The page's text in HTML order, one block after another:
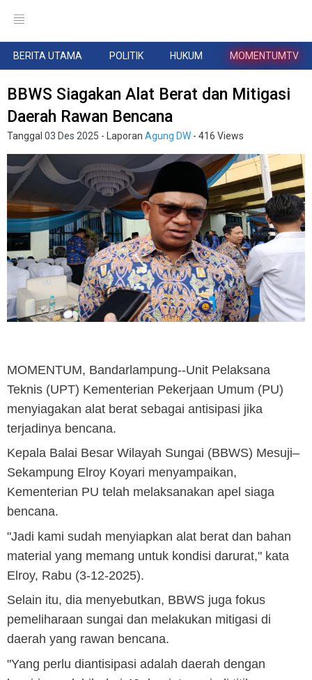
BERITA UTAMA POLITIK HUKUM MOMENTUMTV
BBWS Siagakan Alat Berat dan Mitigasi
Daerah Rawan Bencana
Tanggal 03 Des 2025 - Laporan Agung DW - 416 Views
MOMENTUM, Bandarlampung--Unit Pelaksana
Teknis (UPT) Kementerian Pekerjaan Umum (PU)
menyiagakan alat berat sebagai antisipasi jika
terjadinya bencana.
Kepala Balai Besar Wilayah Sungai (BBWS) Mesuji–
Sekampung Elroy Koyari menyampaikan,
Kementerian PU telah melaksanakan apel siaga
bencana.
"Jadi kami sudah menyiapkan alat berat dan bahan
material yang memang untuk kondisi darurat," kata
Elroy, Rabu (3-12-2025).
Selain itu, dia menyebutkan, BBWS juga fokus
pemeliharaan sungai dan melakukan mitigasi di
daerah yang rawan bencana.
"Yang perlu diantisipasi adalah daerah dengan